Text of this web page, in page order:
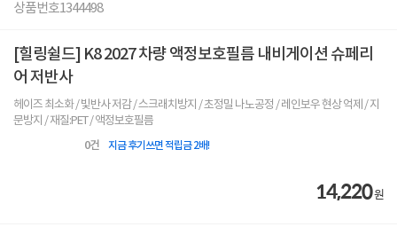
상품번호1344498
[힐링쉴드] K8 2027 차량 액정보호필름 내비게이션 슈페리
어 저반사
헤이즈 최소화 / 빛반사 저감 / 스크래치방지 / 초정밀 나노공정 / 레인보우 현상 억제 / 지
문방지 / 재질:PET / 액정보호필름
0건 지금 후기쓰면 적립금 2배!
14,220원